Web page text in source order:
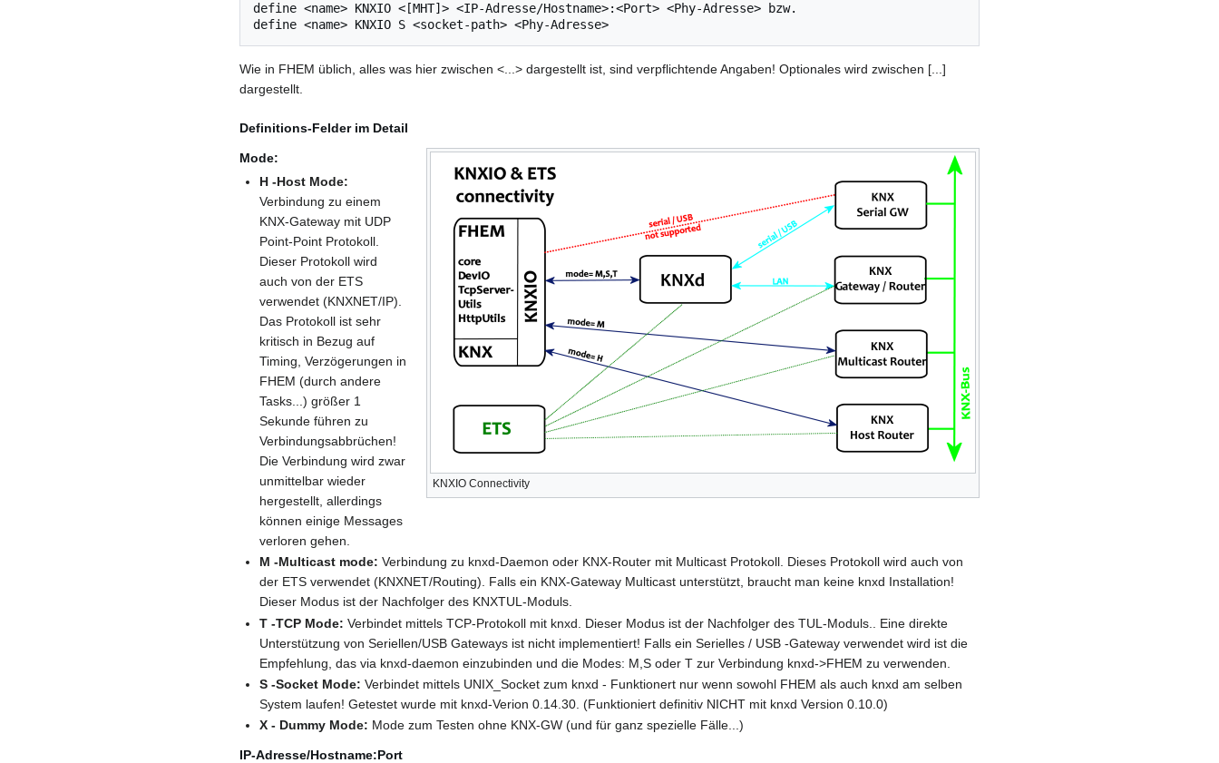
define <name> KNXIO <[MHT]> <IP-Adresse/Hostname>:<Port> <Phy-Adresse> bzw.
Wie in FHEM üblich, alles was hier zwischen <...> dargestellt ist, sind verpflichtende Angaben! Optionales wird zwischen [...]
dargestellt.
Definitions-Felder im Detail
KNXIO Connectivity
Mode:
H -Host Mode:
Verbindung zu einem
KNX-Gateway mit UDP
Point-Point Protokoll.
Dieser Protokoll wird
auch von der ETS
verwendet (KNXNET/IP).
Das Protokoll ist sehr
kritisch in Bezug auf
Timing, Verzögerungen in
FHEM (durch andere
Tasks...) größer 1
Sekunde führen zu
Verbindungsabbrüchen!
Die Verbindung wird zwar
unmittelbar wieder
hergestellt, allerdings
können einige Messages
verloren gehen.
M -Multicast mode: Verbindung zu knxd-Daemon oder KNX-Router mit Multicast Protokoll. Dieses Protokoll wird auch von
der ETS verwendet (KNXNET/Routing). Falls ein KNX-Gateway Multicast unterstützt, braucht man keine knxd Installation!
Dieser Modus ist der Nachfolger des KNXTUL-Moduls.
T -TCP Mode: Verbindet mittels TCP-Protokoll mit knxd. Dieser Modus ist der Nachfolger des TUL-Moduls.. Eine direkte
Unterstützung von Seriellen/USB Gateways ist nicht implementiert! Falls ein Serielles / USB -Gateway verwendet wird ist die
Empfehlung, das via knxd-daemon einzubinden und die Modes: M,S oder T zur Verbindung knxd->FHEM zu verwenden.
S -Socket Mode: Verbindet mittels UNIX_Socket zum knxd - Funktionert nur wenn sowohl FHEM als auch knxd am selben
System laufen! Getestet wurde mit knxd-Verion 0.14.30. (Funktioniert definitiv NICHT mit knxd Version 0.10.0)
X - Dummy Mode: Mode zum Testen ohne KNX-GW (und für ganz spezielle Fälle...)
IP-Adresse/Hostname:Port